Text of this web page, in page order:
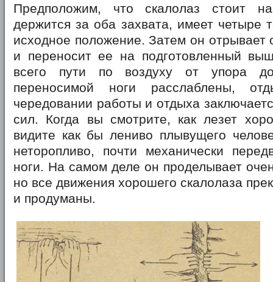
Предположим, что скалолаз стоит
держится за оба захвата, имеет четыре
исходное положение. Затем он отрывает
и переносит ее на подготовленный
всего пути по воздуху от упора
переносимой ноги расслаблены,
чередовании работы и отдыха
сил. Когда вы смотрите, как лезет
видите как бы лениво плывущего
неторопливо, почти механически
ноги. На самом деле он проделывает
но все движения хорошего скалолаза
и продуманы.